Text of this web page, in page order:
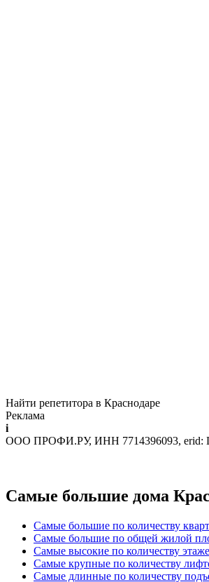
Найти репетитора в Краснодаре
Реклама
i
ООО ПРОФИ.РУ, ИНН 7714396093, erid:
Самые большие дома
Самые большие по количеству
Самые большие по общей жилой
Самые высокие по количеству
Самые крупные по количеству
Самые длинные по количеству